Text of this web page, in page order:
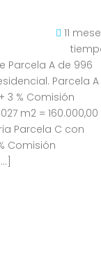
11
Parcela A de 996
Parcela A
3 % Comisión
m2 = 160.000,00
Parcela C con
Comisión